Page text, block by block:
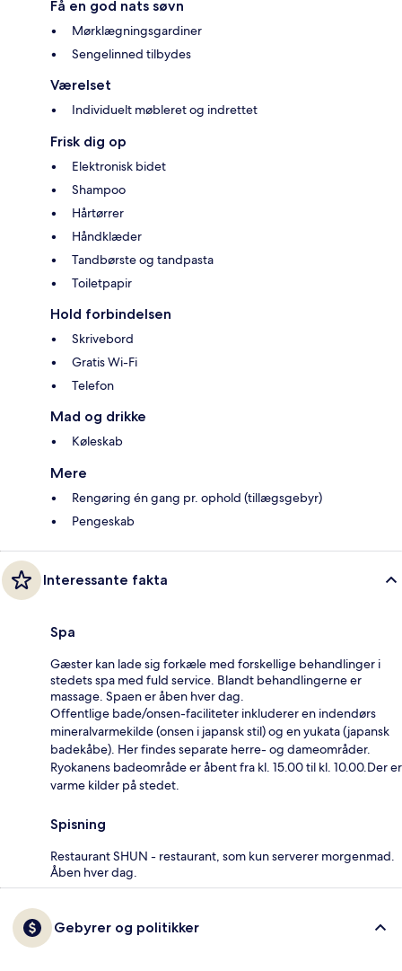
Få en god nats søvn
Mørklægningsgardiner
Sengelinned tilbydes
Værelset
Individuelt møbleret og indrettet
Frisk dig op
Elektronisk bidet
Shampoo
Hårtørrer
Håndklæder
Tandbørste og tandpasta
Toiletpapir
Hold forbindelsen
Skrivebord
Gratis Wi-Fi
Telefon
Mad og drikke
Køleskab
Mere
Rengøring én gang pr. ophold (tillægsgebyr)
Pengeskab
Interessante fakta
Spa
Gæster kan lade sig forkæle med forskellige behandlinger i
stedets spa med fuld service. Blandt behandlingerne er
massage. Spaen er åben hver dag.
Offentlige bade/onsen-faciliteter inkluderer en indendørs
mineralvarmekilde (onsen i japansk stil) og en yukata (japansk
badekåbe). Her findes separate herre- og dameområder.
Ryokanens badeområde er åbent fra kl. 15.00 til kl. 10.00.Der er
varme kilder på stedet.
Spisning
Restaurant SHUN - restaurant, som kun serverer morgenmad.
Åben hver dag.
Gebyrer og politikker